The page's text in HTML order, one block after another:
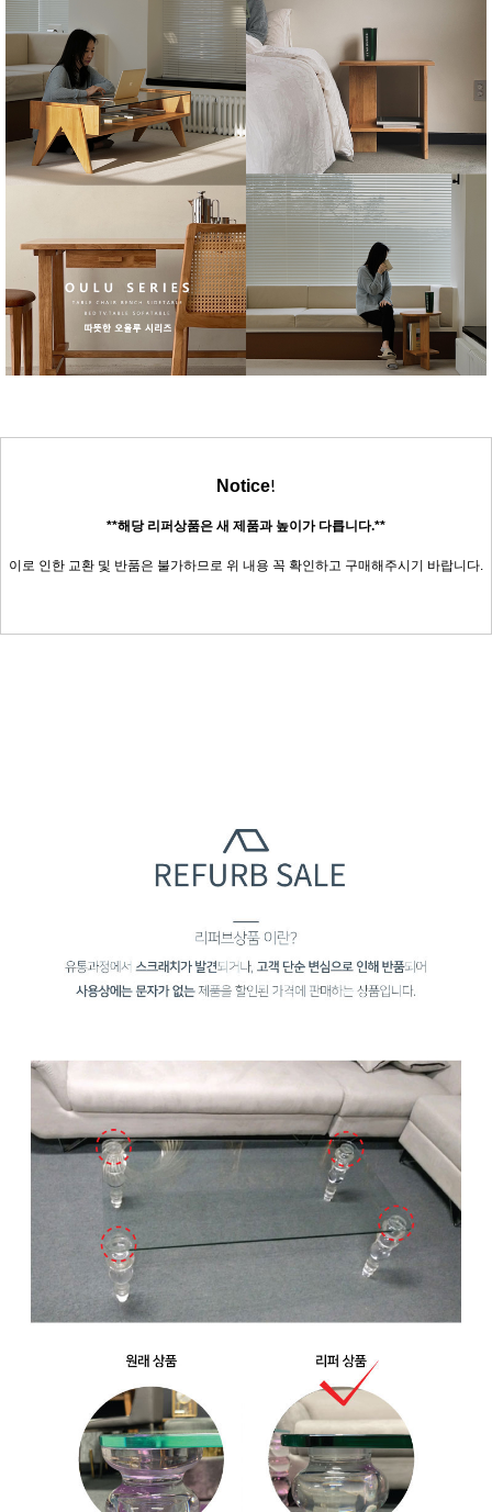
Notice!
**해당 리퍼상품은 새 제품과 높이가 다릅니다.**
이로 인한 교환 및 반품은 불가하므로 위 내용 꼭 확인하고 구매해주시기 바랍니다.